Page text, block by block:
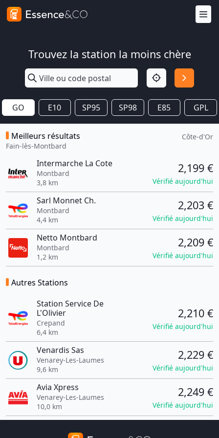
Trouvez la station la moins chère
GO E10 SP95 SP98 E85 GPL
Meilleurs résultats
Fain-lès-Montbard
Côte-d'Or
Intermarche La Cote
Montbard
3,8 km
2,199 €
Vérifié aujourd'hui
Sarl Monnet Ch.
Montbard
4,4 km
2,203 €
Vérifié aujourd'hui
Netto Montbard
Montbard
1,2 km
2,209 €
Vérifié aujourd'hui
Autres Stations
Station Service De
L'Olivier
Crepand
6,4 km
2,210 €
Vérifié aujourd'hui
Venardis Sas
Venarey-Les-Laumes
9,6 km
2,229 €
Vérifié aujourd'hui
Avia Xpress
Venarey-Les-Laumes
10,0 km
2,249 €
Vérifié aujourd'hui